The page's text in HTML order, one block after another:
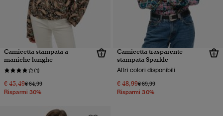
Camicetta stampata a
maniche lunghe
(1)
€ 45,49Prezzo ridotto da
€ 64,99a
Risparmi 30%
Camicetta trasparente
stampata Sparkle
Altri colori disponibili
€ 48,99Prezzo ridotto da
€ 69,99a
Risparmi 30%